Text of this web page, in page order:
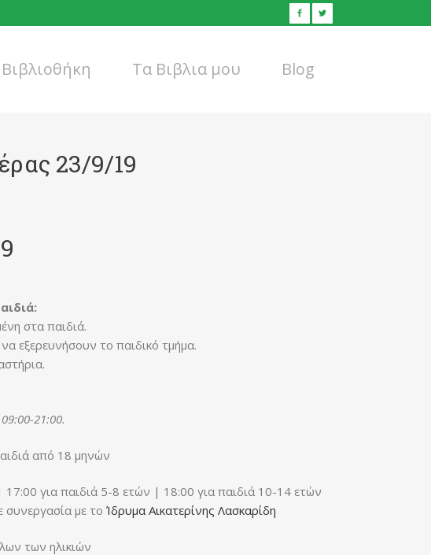
Τα Βιβλια μου Blog
23/9/19
στα παιδιά.
εξερευνήσουν το παιδικό τμήμα.
21:00.
από 18 μηνών
για παιδιά 5-8 ετών | 18:00 για παιδιά 10-14 ετών
συνεργασία με το Ίδρυμα Αικατερίνης Λασκαρίδη
των ηλικιών